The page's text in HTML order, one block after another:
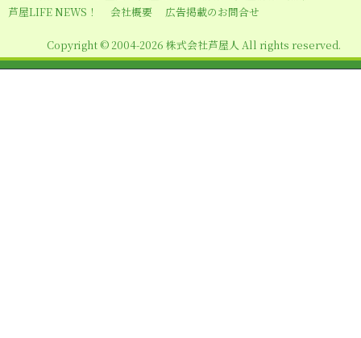
シ
ン
芦屋LIFE NEWS！
会社概要 広告掲載のお問合せ
Copyright © 2004-2026 株式会社芦屋人 All rights reserved.